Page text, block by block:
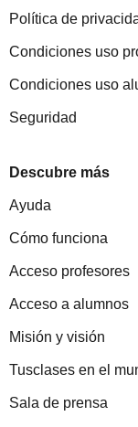
Política de
Condiciones uso
Condiciones uso
Seguridad
Descubre más
Ayuda
Cómo funciona
Acceso profesores
Acceso a alumnos
Misión y visión
Tusclases en el
Sala de prensa